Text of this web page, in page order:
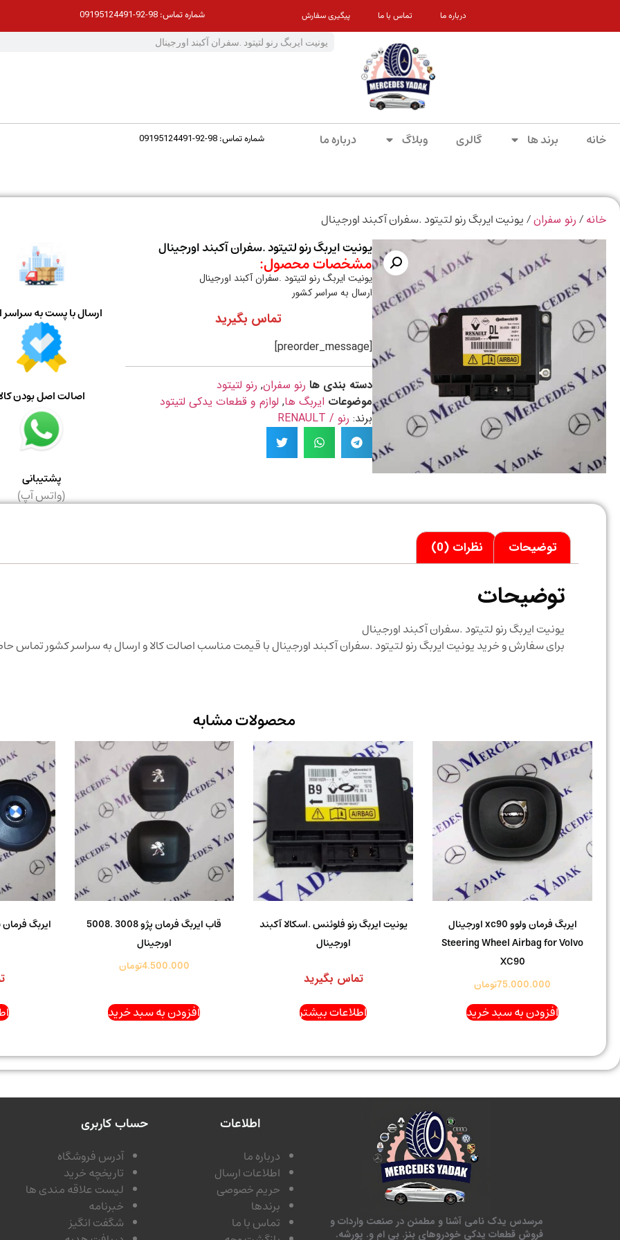
درباره ما تماس با ما پیگیری سفارش شماره تماس: 98-92-09195124491
خانه برند ها گالری وبلاگ درباره ما شماره تماس: 98-92-09195124491
خانه / رنو سفران/ یونیت ایربگ رنو لتیتود .سفران آکبند اورجینال
یونیت ایربگ رنو لتیتود .سفران آکبند اورجینال
مشخصات محصول:
یونیت ایربگ رنو لتیتود .سفران آکبند اورجینال
ارسال به سراسر کشور
تماس بگیرید
[preorder_message]
دسته بندی ها رنو سفران, رنو لتیتود
موضوعات ایربگ ها, لوازم و قطعات یدکی لتیتود
برند: رنو / RENAULT
ارسال با پست به سراسر
اصالت اصل بودن
پشتیبانی
(واتس آپ)
توضیحات نظرات (0)
توضیحات
یونیت ایربگ رنو لتیتود .سفران آکبند اورجینال
برای سفارش و خرید یونیت ایربگ رنو لتیتود .سفران آکبند اورجینال با قیمت مناسب اصالت کالا و ارسال به سراسر کشور تماس
محصولات مشابه
ایربگ فرمان ولوو xc90 اورجینال
Steering Wheel Airbag for Volvo
XC90
75.000.000تومان
افزودن به سبد خرید
یونیت ایربگ رنو فلوئنس .اسکالا آکبند
اورجینال
تماس بگیرید
اطلاعات بیشتر
قاب ایربگ فرمان پژو 3008 .5008
اورجینال
4.500.000تومان
افزودن به سبد خرید
مرسدس یدک نامی آشنا و مطمئن در صنعت واردات و
فروش قطعات یدکی خودروهای بنز. بی ام و. پورشه.
اطلاعات
درباره ما
اطلاعات ارسال
حریم خصوصی
برندها
تماس با ما
حساب کاربری
آدرس فروشگاه
تاریخچه خرید
لیست علاقه مندی ها
خبرنامه
شگفت انگیز